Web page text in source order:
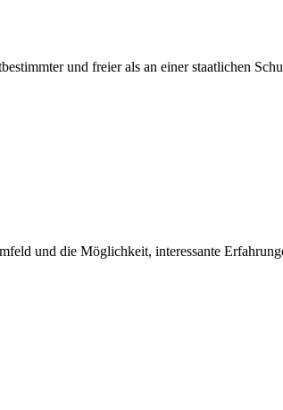
und freier als an einer staatlichen
und die Möglichkeit, interessante